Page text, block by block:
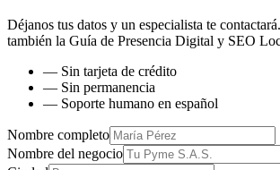
Déjanos tus datos y un especialista te
también la Guía de Presencia Digital y SEO
— Sin tarjeta de crédito
— Sin permanencia
— Soporte humano en español
Nombre completo
Nombre del negocio